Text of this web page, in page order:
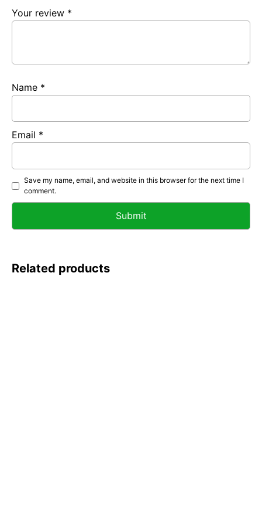
Your review *
Name *
Email *
Save my name, email, and website in this browser for the next time I
comment.
Related products